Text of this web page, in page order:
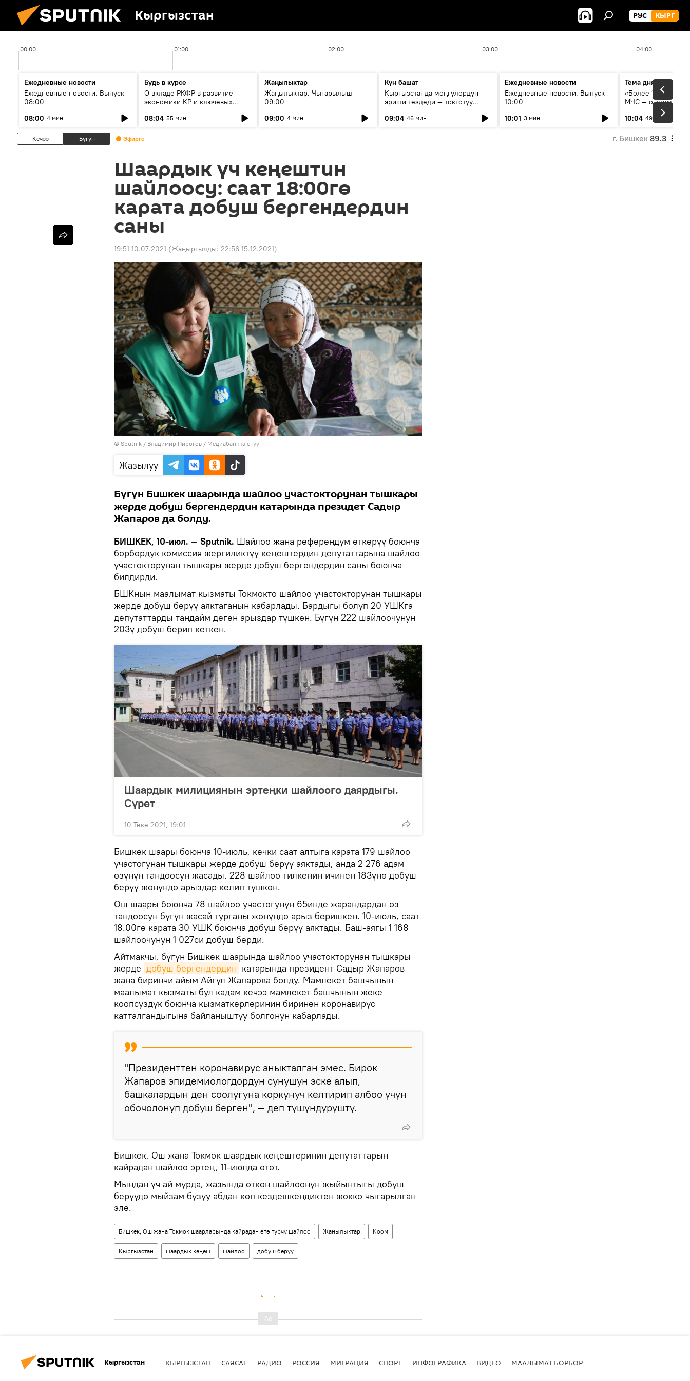
Кыргызстан РУС КЫРГ
00:00 01:00 02:00 03:00 04:00
Ежедневные новости
Ежедневные новости. Выпуск
08:00
08:00 4 мин
Будь в курсе
О вкладе РКФР в развитие
экономики КР и ключевых
08:04 55 мин
Жаңылыктар
Жаңылыктар. Чыгарылыш
09:00
09:00 4 мин
Күн башат
Кыргызстанда мөңгүлөрдүн
эриши тездеди — токтотуу
09:04 46 мин
Ежедневные новости
Ежедневные новости. Выпуск
10:00
10:01 3 мин
Тема дня
«Более 1200 сёл в
МЧС — о климате,
системе
населения
10:04 49 мин
Кечээ Бүгүн Эфирге г. Бишкек 89.3
Шаардык үч кеңештин
шайлоосу: саат 18:00гө
карата добуш бергендердин
саны
19:51 10.07.2021 (Жаңыртылды: 22:56 15.12.2021)
© Sputnik / Владимир Пирогов / Медиабанкка өтүү
Жазылуу
Бүгүн Бишкек шаарында шайлоо участокторунан тышкары
жерде добуш бергендердин катарында президет Садыр
Жапаров да болду.
БИШКЕК, 10-июл. — Sputnik. Шайлоо жана референдум өткөрүү боюнча
борбордук комиссия жергиликтүү кеңештердин депутаттарына шайлоо
участокторунан тышкары жерде добуш бергендердин саны боюнча
билдирди.
БШКнын маалымат кызматы Токмокто шайлоо участокторунан тышкары
жерде добуш берүү аяктаганын кабарлады. Бардыгы болуп 20 УШКга
депутаттарды тандайм деген арыздар түшкөн. Бүгүн 222 шайлоочунун
203ү добуш берип кеткен.
Шаардык милициянын эртеңки шайлоого даярдыгы.
Сүрөт
10 Теке 2021, 19:01
Бишкек шаары боюнча 10-июль, кечки саат алтыга карата 179 шайлоо
участогунан тышкары жерде добуш берүү аяктады, анда 2 276 адам
өзүнүн тандоосун жасады. 228 шайлоо тилкенин ичинен 183үнө добуш
берүү жөнүндө арыздар келип түшкөн.
Ош шаары боюнча 78 шайлоо участогунун 65инде жарандардан өз
тандоосун бүгүн жасай турганы жөнүндө арыз беришкен. 10-июль, саат
18.00гө карата 30 УШК боюнча добуш берүү аяктады. Баш-аягы 1 168
шайлоочунун 1 027си добуш берди.
Айтмакчы, бүгүн Бишкек шаарында шайлоо участокторунан тышкары
жерде добуш бергендердин катарында президент Садыр Жапаров
жана биринчи айым Айгүл Жапарова болду. Мамлекет башчынын
маалымат кызматы бул кадам кечээ мамлекет башчынын жеке
коопсуздук боюнча кызматкерлеринин биринен коронавирус
катталгандыгына байланыштуу болгонун кабарлады.
"Президенттен коронавирус аныкталган эмес. Бирок
Жапаров эпидемиологдордун сунушун эске алып,
башкалардын ден соолугуна коркунуч келтирип албоо үчүн
обочолонуп добуш берген", — деп түшүндүрүштү.
Бишкек, Ош жана Токмок шаардык кеңештеринин депутаттарын
кайрадан шайлоо эртең, 11-июлда өтөт.
Мындан үч ай мурда, жазында өткөн шайлоонун жыйынтыгы добуш
берүүдө мыйзам бузуу абдан көп кездешкендиктен жокко чыгарылган
эле.
Бишкек, Ош жана Токмок шаарларында кайрадан өтө турчу шайлоо Жаңылыктар Коом
Кыргызстан шаардык кеңеш шайлоо добуш берүү
Кыргызстан КЫРГЫЗСТАН САЯСАТ РАДИО РОССИЯ МИГРАЦИЯ СПОРТ ИНФОГРАФИКА ВИДЕО МААЛЫМАТ БОРБОР